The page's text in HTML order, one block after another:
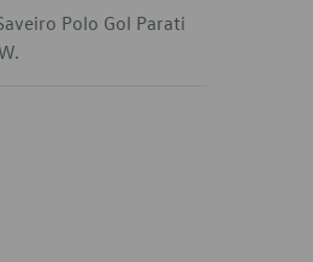
Polo Gol Parati